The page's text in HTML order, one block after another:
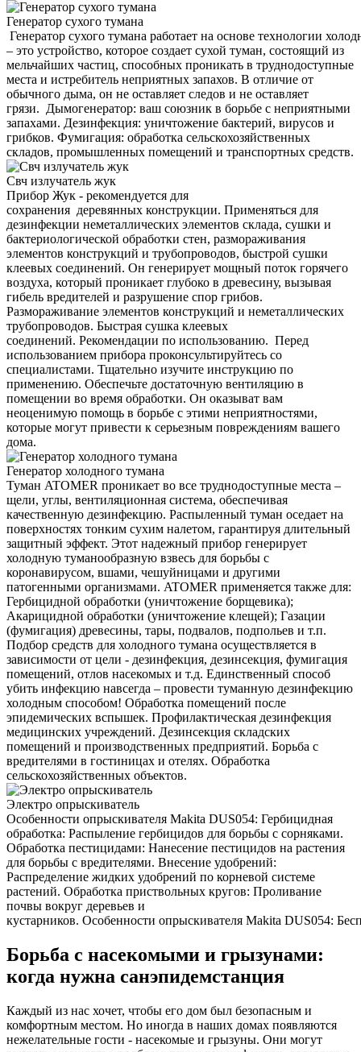
Генератор сухого тумана
Генератор сухого тумана работает на основе технологии
– это устройство, которое создает сухой туман, состоящий из
мельчайших частиц, способных проникать в труднодоступные
места и истребитель неприятных запахов. В отличие от
обычного дыма, он не оставляет следов и не оставляет
грязи. Дымогенератор: ваш союзник в борьбе с неприятными
запахами. Дезинфекция: уничтожение бактерий, вирусов и
грибков. Фумигация: обработка сельскохозяйственных
складов, промышленных помещений и транспортных средств.
Свч излучатель жук
Прибор Жук - рекомендуется для
сохранения деревянных конструкции. Применяться для
дезинфекции неметаллических элементов склада, сушки и
бактериологической обработки стен, размораживания
элементов конструкций и трубопроводов, быстрой сушки
клеевых соединений. Он генерирует мощный поток горячего
воздуха, который проникает глубоко в древесину, вызывая
гибель вредителей и разрушение спор грибов.
Размораживание элементов конструкций и неметаллических
трубопроводов. Быстрая сушка клеевых
соединений. Рекомендации по использованию. Перед
использованием прибора проконсультируйтесь со
специалистами. Тщательно изучите инструкцию по
применению. Обеспечьте достаточную вентиляцию в
помещении во время обработки. Он оказыват вам
неоценимую помощь в борьбе с этими неприятностями,
которые могут привести к серьезным повреждениям вашего
дома.
Генератор холодного тумана
Туман ATOMER проникает во все труднодоступные места –
щели, углы, вентиляционная система, обеспечивая
качественную дезинфекцию. Распыленный туман оседает на
поверхностях тонким сухим налетом, гарантируя длительный
защитный эффект. Этот надежный прибор генерирует
холодную туманообразную взвесь для борьбы с
коронавирусом, вшами, чешуйницами и другими
патогенными организмами. ATOMER применяется также для:
Гербицидной обработки (уничтожение борщевика);
Акарицидной обработки (уничтожение клещей); Газации
(фумигация) древесины, тары, подвалов, подпольев и т.п.
Подбор средств для холодного тумана осуществляется в
зависимости от цели - дезинфекция, дезинсекция, фумигация
помещений, отлов насекомых и т.д. Единственный способ
убить инфекцию навсегда – провести туманную дезинфекцию
холодным способом! Обработка помещений после
эпидемических вспышек. Профилактическая дезинфекция
медицинских учреждений. Дезинсекция складских
помещений и производственных предприятий. Борьба с
вредителями в гостиницах и отелях. Обработка
сельскохозяйственных объектов.
Электро опрыскиватель
Особенности опрыскивателя Makita DUS054: Гербицидная
обработка: Распыление гербицидов для борьбы с сорняками.
Обработка пестицидами: Нанесение пестицидов на растения
для борьбы с вредителями. Внесение удобрений:
Распределение жидких удобрений по корневой системе
растений. Обработка приствольных кругов: Проливание
почвы вокруг деревьев и
кустарников. Особенности опрыскивателя Makita DUS054:
Борьба с насекомыми и грызунами:
когда нужна санэпидемстанция
Каждый из нас хочет, чтобы его дом был безопасным и
комфортным местом. Но иногда в наших домах появляются
нежелательные гости - насекомые и грызуны. Они могут